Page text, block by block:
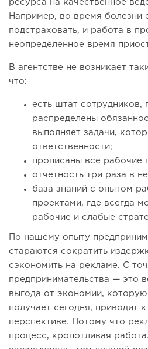
ресурса на качественное
Например, во время болезни
подстраховать, и работа в
неопределенное время
В агентстве не возникает
что:
есть штат сотрудников,
распределены
выполняет задачи,
ответственности;
прописаны все рабочие
отчетность три раза в
база знаний с опытом
проектами, где всегда
рабочие и слабые
По нашему опыту
стараются сократить
сэкономить на рекламе. С
предпринимательства — это
выгода от экономии,
получает сегодня, приводит
перспективе. Потому что
процесс, кропотливая